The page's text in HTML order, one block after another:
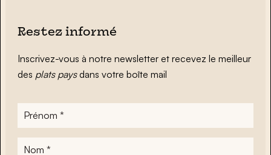
Restez informé
Inscrivez-vous à notre newsletter et recevez le meilleur
des plats paysdans votre boîte mail
Prénom
Nom